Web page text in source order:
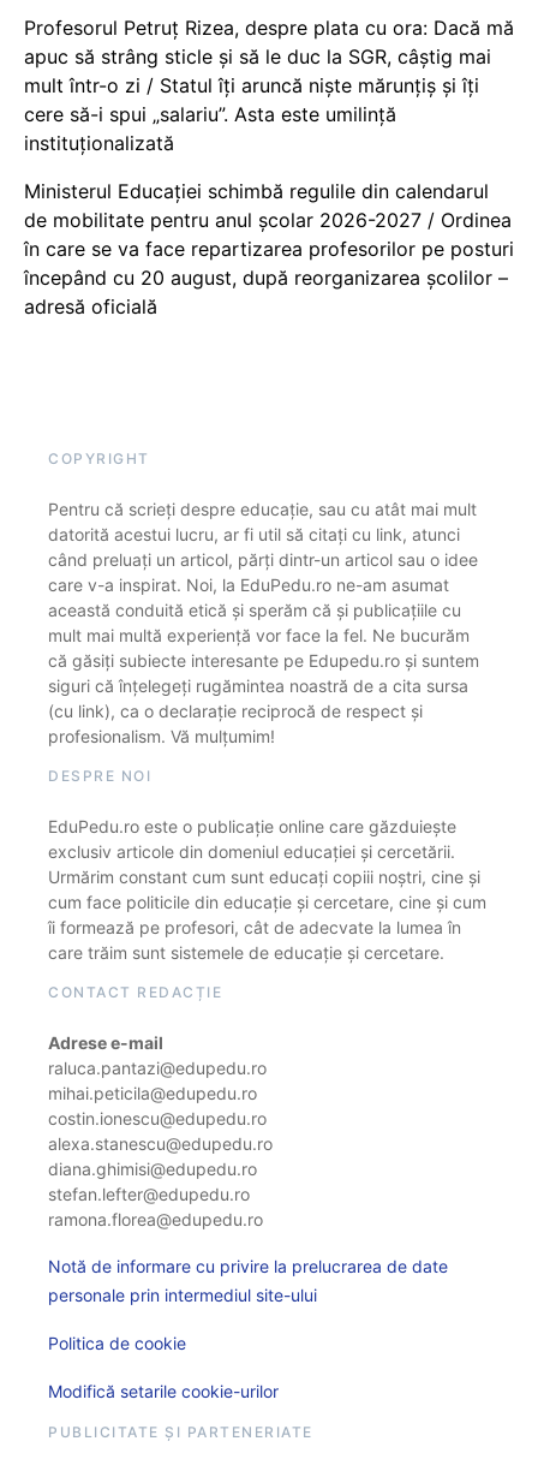
Profesorul Petruț Rizea, despre plata cu ora: Dacă mă
apuc să strâng sticle și să le duc la SGR, câștig mai
mult într-o zi / Statul îți aruncă niște mărunțiș și îți
cere să-i spui „salariu”. Asta este umilință
instituționalizată
Ministerul Educației schimbă regulile din calendarul
de mobilitate pentru anul școlar 2026-2027 / Ordinea
în care se va face repartizarea profesorilor pe posturi
începând cu 20 august, după reorganizarea școlilor –
adresă oficială
COPYRIGHT
Pentru că scrieți despre educație, sau cu atât mai mult
datorită acestui lucru, ar fi util să citați cu link, atunci
când preluați un articol, părți dintr-un articol sau o idee
care v-a inspirat. Noi, la EduPedu.ro ne-am asumat
această conduită etică și sperăm că și publicațiile cu
mult mai multă experiență vor face la fel. Ne bucurăm
că găsiți subiecte interesante pe Edupedu.ro și suntem
siguri că înțelegeți rugămintea noastră de a cita sursa
(cu link), ca o declarație reciprocă de respect și
profesionalism. Vă mulțumim!
DESPRE NOI
EduPedu.ro este o publicație online care găzduiește
exclusiv articole din domeniul educației și cercetării.
Urmărim constant cum sunt educați copiii noștri, cine și
cum face politicile din educație și cercetare, cine și cum
îi formează pe profesori, cât de adecvate la lumea în
care trăim sunt sistemele de educație și cercetare.
CONTACT REDACȚIE
Adrese e-mail
raluca.pantazi@edupedu.ro
mihai.peticila@edupedu.ro
costin.ionescu@edupedu.ro
alexa.stanescu@edupedu.ro
diana.ghimisi@edupedu.ro
stefan.lefter@edupedu.ro
ramona.florea@edupedu.ro
Notă de informare cu privire la prelucrarea de date
personale prin intermediul site-ului
Politica de cookie
Modifică setarile cookie-urilor
PUBLICITATE ȘI PARTENERIATE